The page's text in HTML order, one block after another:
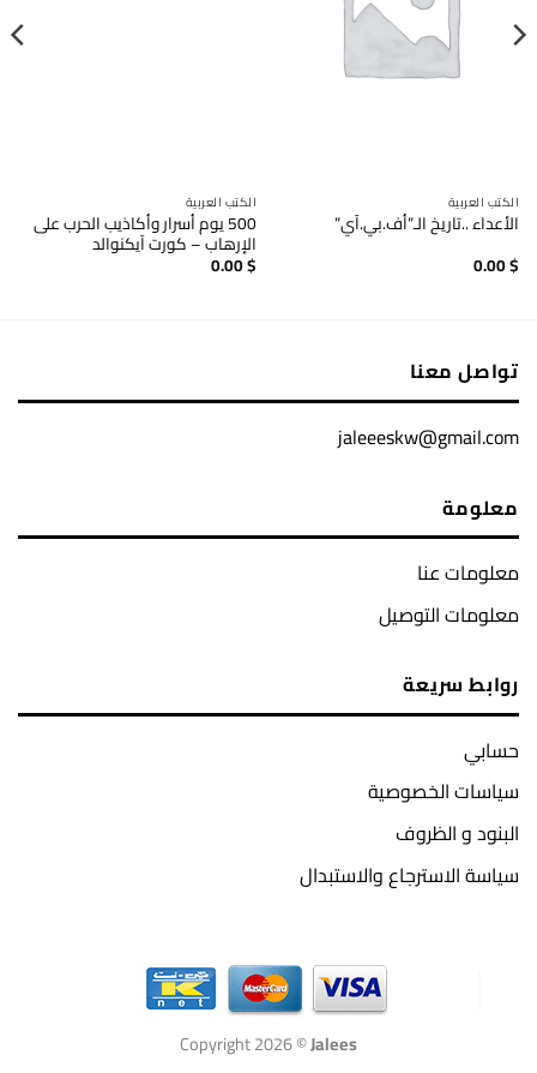
الكتب العربية
الأعداء ..تاريخ الـ”أف.بي.آي”
0.00$
الكتب العربية
500 يوم أسرار وأكاذيب الحرب على
الإرهاب – كورت آيكنوالد
0.00$
تواصل معنا
jaleeeskw@gmail.com
معلومة
معلومات عنا
معلومات التوصيل
روابط سريعة
حسابي
سياسات الخصوصية
البنود و الظروف
سياسة الاسترجاع والاستبدال
Copyright 2026 ©Jalees